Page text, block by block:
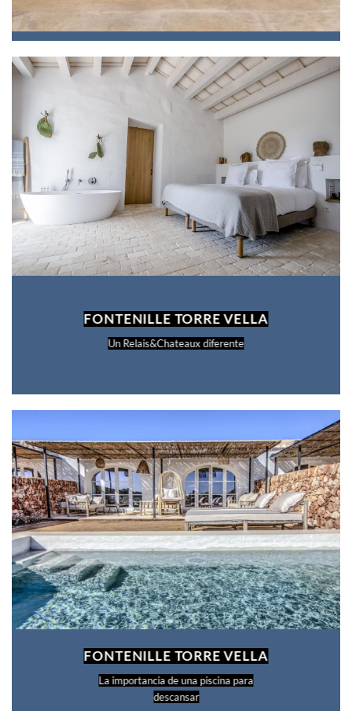
FONTENILLE TORRE VELLA
Un Relais&Chateaux diferente
FONTENILLE TORRE VELLA
La importancia de una piscina para
descansar